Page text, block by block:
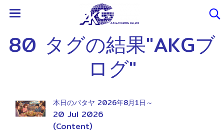
80 タグの結果"AKGブ
ログ"
本日のパタヤ 2026年8月1日～
20 Jul 2026
(Content)